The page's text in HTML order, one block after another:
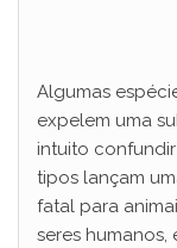
Algumas
expelem uma
intuito
tipos lançam
fatal para
seres humanos,